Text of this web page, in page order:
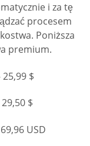
i za tę
procesem
Poniższa
premium.
$
$
USD